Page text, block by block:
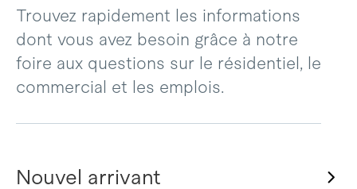
Trouvez rapidement les informations
dont vous avez besoin grâce à notre
foire aux questions sur le résidentiel, le
commercial et les emplois.
Nouvel arrivant